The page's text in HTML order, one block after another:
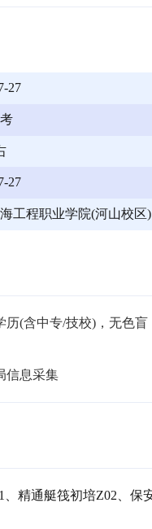
27
27
工程职业学院(河山校
历(含中专/技校)，无色
信息采集
精通艇筏初培Z02、